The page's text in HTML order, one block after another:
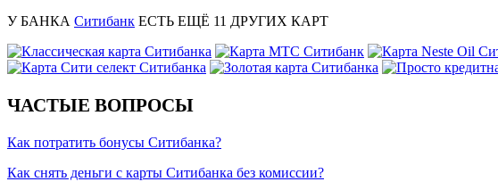
У БАНКА Ситибанк ЕСТЬ ЕЩЁ 11 ДРУГИХ КАРТ
ЧАСТЫЕ ВОПРОСЫ
Как потратить бонусы Ситибанка?
Как снять деньги с карты Ситибанка без комиссии?